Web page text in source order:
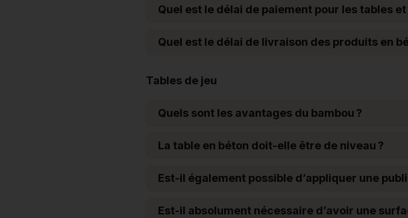
Quel est le délai de paiement pour les tables et
Quel est le délai de livraison des produits en
Tables de jeu
Quels sont les avantages du bambou ?
La table en béton doit-elle être de niveau ?
Est-il également possible d’appliquer une
Est-il absolument nécessaire d’avoir une